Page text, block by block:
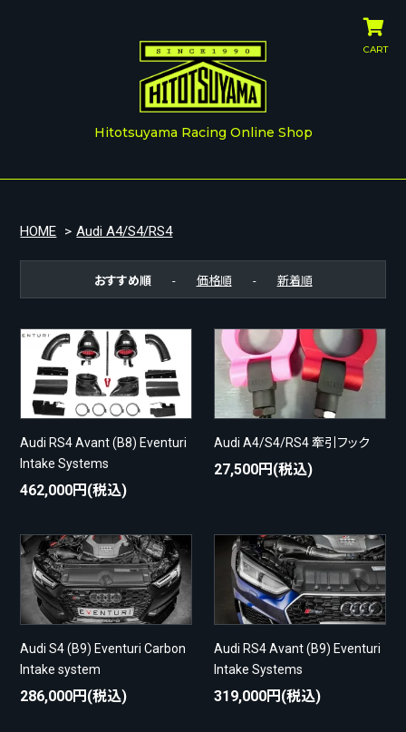
Hitotsuyama Racing Online Shop
CART
HOME > Audi A4/S4/RS4
おすすめ順 - 価格順 - 新着順
Audi RS4 Avant (B8) Eventuri
Intake Systems
462,000円(税込)
Audi A4/S4/RS4 牽引フック
27,500円(税込)
Audi S4 (B9) Eventuri Carbon
Intake system
286,000円(税込)
Audi RS4 Avant (B9) Eventuri
Intake Systems
319,000円(税込)